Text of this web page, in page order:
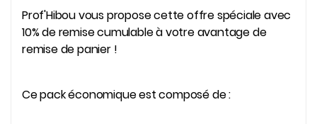
Prof'Hibou vous propose cette offre spéciale avec
10% de remise cumulable à votre avantage de
remise de panier !
Ce pack économique est composé de :